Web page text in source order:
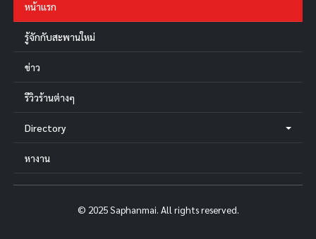
หน้าแรก
รู้จักกับสะพานใหม่
ข่าว
รีวิวร้านต่างๆ
Directory
หางาน
© 2025 Saphanmai. All rights reserved.